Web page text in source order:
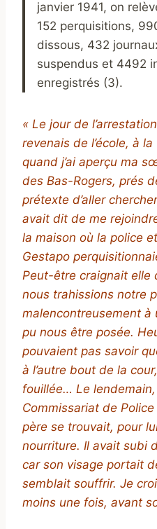
janvier 1941, on
152 perquisitions,
dissous, 432
suspendus et 4492
enregistrés (3).
« Le jour de
revenais de l’école, à
quand j’ai aperçu ma
des Bas-Rogers, prés
prétexte d’aller
avait dit de me
la maison où la police
Gestapo
Peut-être craignait elle
nous trahissions notre
malencontreusement à
pu nous être posée.
pouvaient pas savoir
à l’autre bout de la
fouillée… Le lendemain,
Commissariat de
père se trouvait, pour
nourriture. Il avait subi
car son visage portait
semblait souffrir. Je
moins une fois, avant